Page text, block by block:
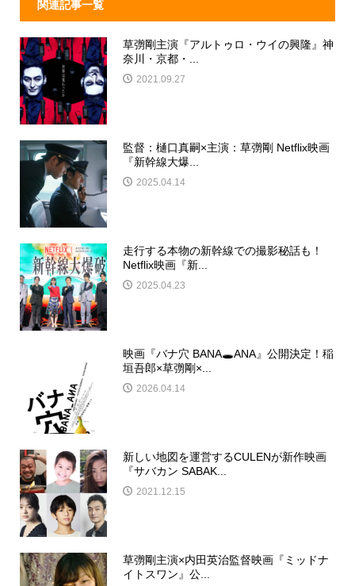
関連記事一覧
草彅剛主演『アルトゥロ・ウイの興隆』神
奈川・京都・...
2021.09.27
監督：樋口真嗣×主演：草彅剛 Netflix映画
『新幹線大爆...
2025.04.14
走行する本物の新幹線での撮影秘話も！
Netflix映画『新...
2025.04.23
映画『バナ穴 BANA🕳️ANA』公開決定！稲
垣吾郎×草彅剛×...
2026.04.14
新しい地図を運営するCULENが新作映画
『サバカン SABAK...
2021.12.15
草彅剛主演×内田英治監督映画『ミッドナ
イトスワン』公...